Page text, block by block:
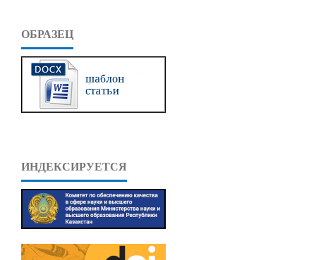
ОБРАЗЕЦ
ИНДЕКСИРУЕТСЯ